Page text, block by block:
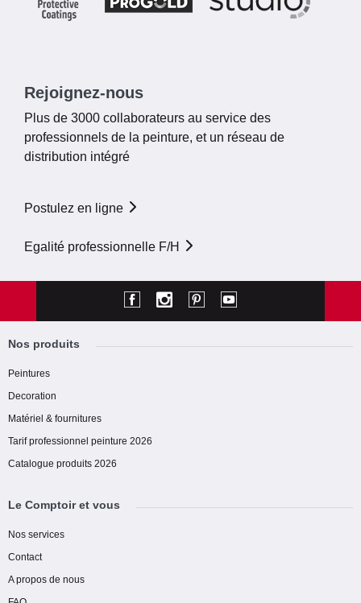
Rejoignez-nous
Plus de 3000 collaborateurs au service des
professionnels de la peinture, et un réseau de
distribution intégré
Postulez en ligne
Egalité professionnelle F/H
Nos produits
Peintures
Decoration
Matériel & fournitures
Tarif professionnel peinture 2026
Catalogue produits 2026
Le Comptoir et vous
Nos services
Contact
A propos de nous